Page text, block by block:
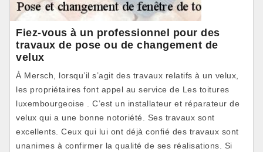
Fiez-vous à un professionnel pour des
travaux de pose ou de changement de
velux
À Mersch, lorsqu’il s’agit des travaux relatifs à un velux,
les propriétaires font appel au service de Les toitures
luxembourgeoise . C’est un installateur et réparateur de
velux qui a une bonne notoriété. Ses travaux sont
excellents. Ceux qui lui ont déjà confié des travaux sont
unanimes à confirmer la qualité de ses réalisations. Si